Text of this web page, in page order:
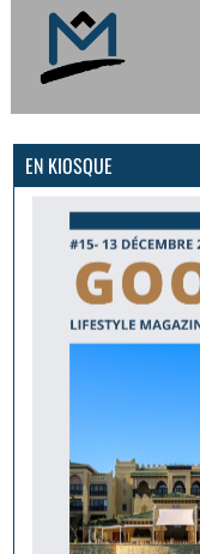
EN KIOSQUE